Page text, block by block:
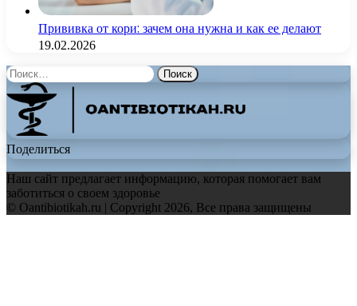
Прививка от кори: зачем она нужна и как ее делают
19.02.2026
Найти:
Поделиться
Наш сайт предлагает информацию, которая помогает вам
заботиться о своем здоровье
© Oantibiotikah.ru | Copyright 2026, Все права защищены